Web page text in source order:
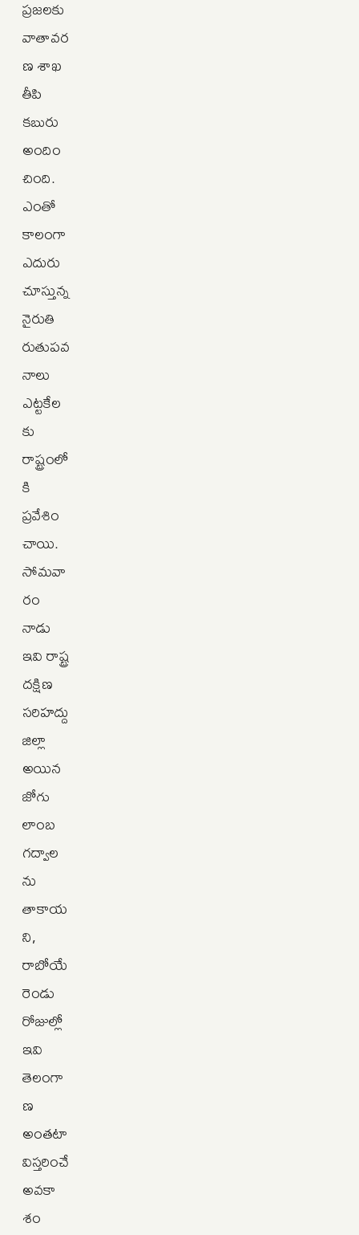
ప్రజలకు
వాతావర
ణ శాఖ
తీపి
కబురు
అందిం
చింది.
ఎంతో
కాలంగా
ఎదురు
చూస్తున్న
నైరుతి
రుతుపవ
నాలు
ఎట్టకేల
కు
రాష్ట్రంలో
కి
ప్రవేశిం
చాయి.
సోమవా
రం
నాడు
ఇవి రాష్ట్ర
దక్షిణ
సరిహద్దు
జిల్లా
అయిన
జోగు
లాంబ
గద్వాల
ను
తాకాయ
ని,
రాబోయే
రెండు
రోజుల్లో
ఇవి
తెలంగా
ణ
అంతటా
విస్తరించే
అవకా
శం